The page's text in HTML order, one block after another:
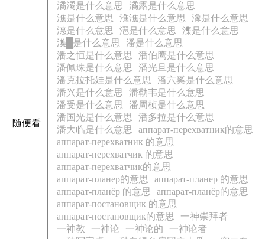
随便看
潏潏是什么意思
潏露是什么意思
潐是什么意思
潐潐是什么意思
潒是什么意思
潓是什么意思
潖是什么意思
潗是什么意思
潗
是什么意思
潘是什么意思
潘之恒是什么意思
潘伯鹰是什么意思
潘佩珠是什么意思
潘光旦是什么意思
潘克拉托娃是什么意思
潘六奚是什么意思
潘兴是什么意思
潘勒韦是什么意思
潘受是什么意思
潘周桢是什么意思
潘国光是什么意思
潘多拉是什么意思
潘大临是什么意思
аппарат-перехватник的意思
аппарат-перехватник 的意思
аппарат-перехватчик 的意思
аппарат-перехватчик的意思
аппарат-планер的意思
аппарат-планер 的意思
аппарат-планёр 的意思
аппарат-планёр的意思
аппарат-постановщик 的意思
аппарат-постановщик的意思
一神崇拜者
一神教
一神论 一神论的
一神论者